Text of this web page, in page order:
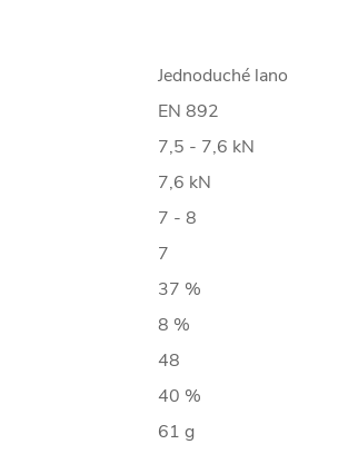
Jednoduché lano
EN 892
7,5 - 7,6 kN
7,6 kN
7 - 8
7
37 %
8 %
48
40 %
61 g